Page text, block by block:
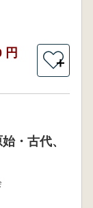
円
＋
・古代、